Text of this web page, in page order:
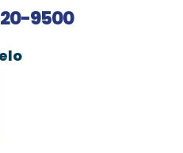
9500